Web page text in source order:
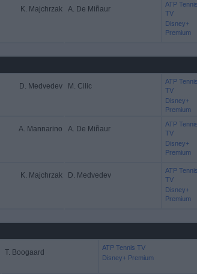
K. Majchrzak A. De Miñaur
ATP Tennis
TV
Disney+
Premium
D. Medvedev M. Cilic
ATP Tennis
TV
Disney+
Premium
A. Mannarino A. De Miñaur
ATP Tennis
TV
Disney+
Premium
K. Majchrzak D. Medvedev
ATP Tennis
TV
Disney+
Premium
T. Boogaard
ATP Tennis TV
Disney+ Premium